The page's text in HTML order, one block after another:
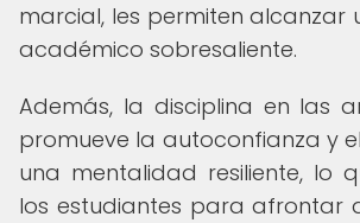
marcial, les permiten alcanzar
académico sobresaliente.
Además, la disciplina en las
promueve la autoconfianza y
una mentalidad resiliente, lo
los estudiantes para afrontar